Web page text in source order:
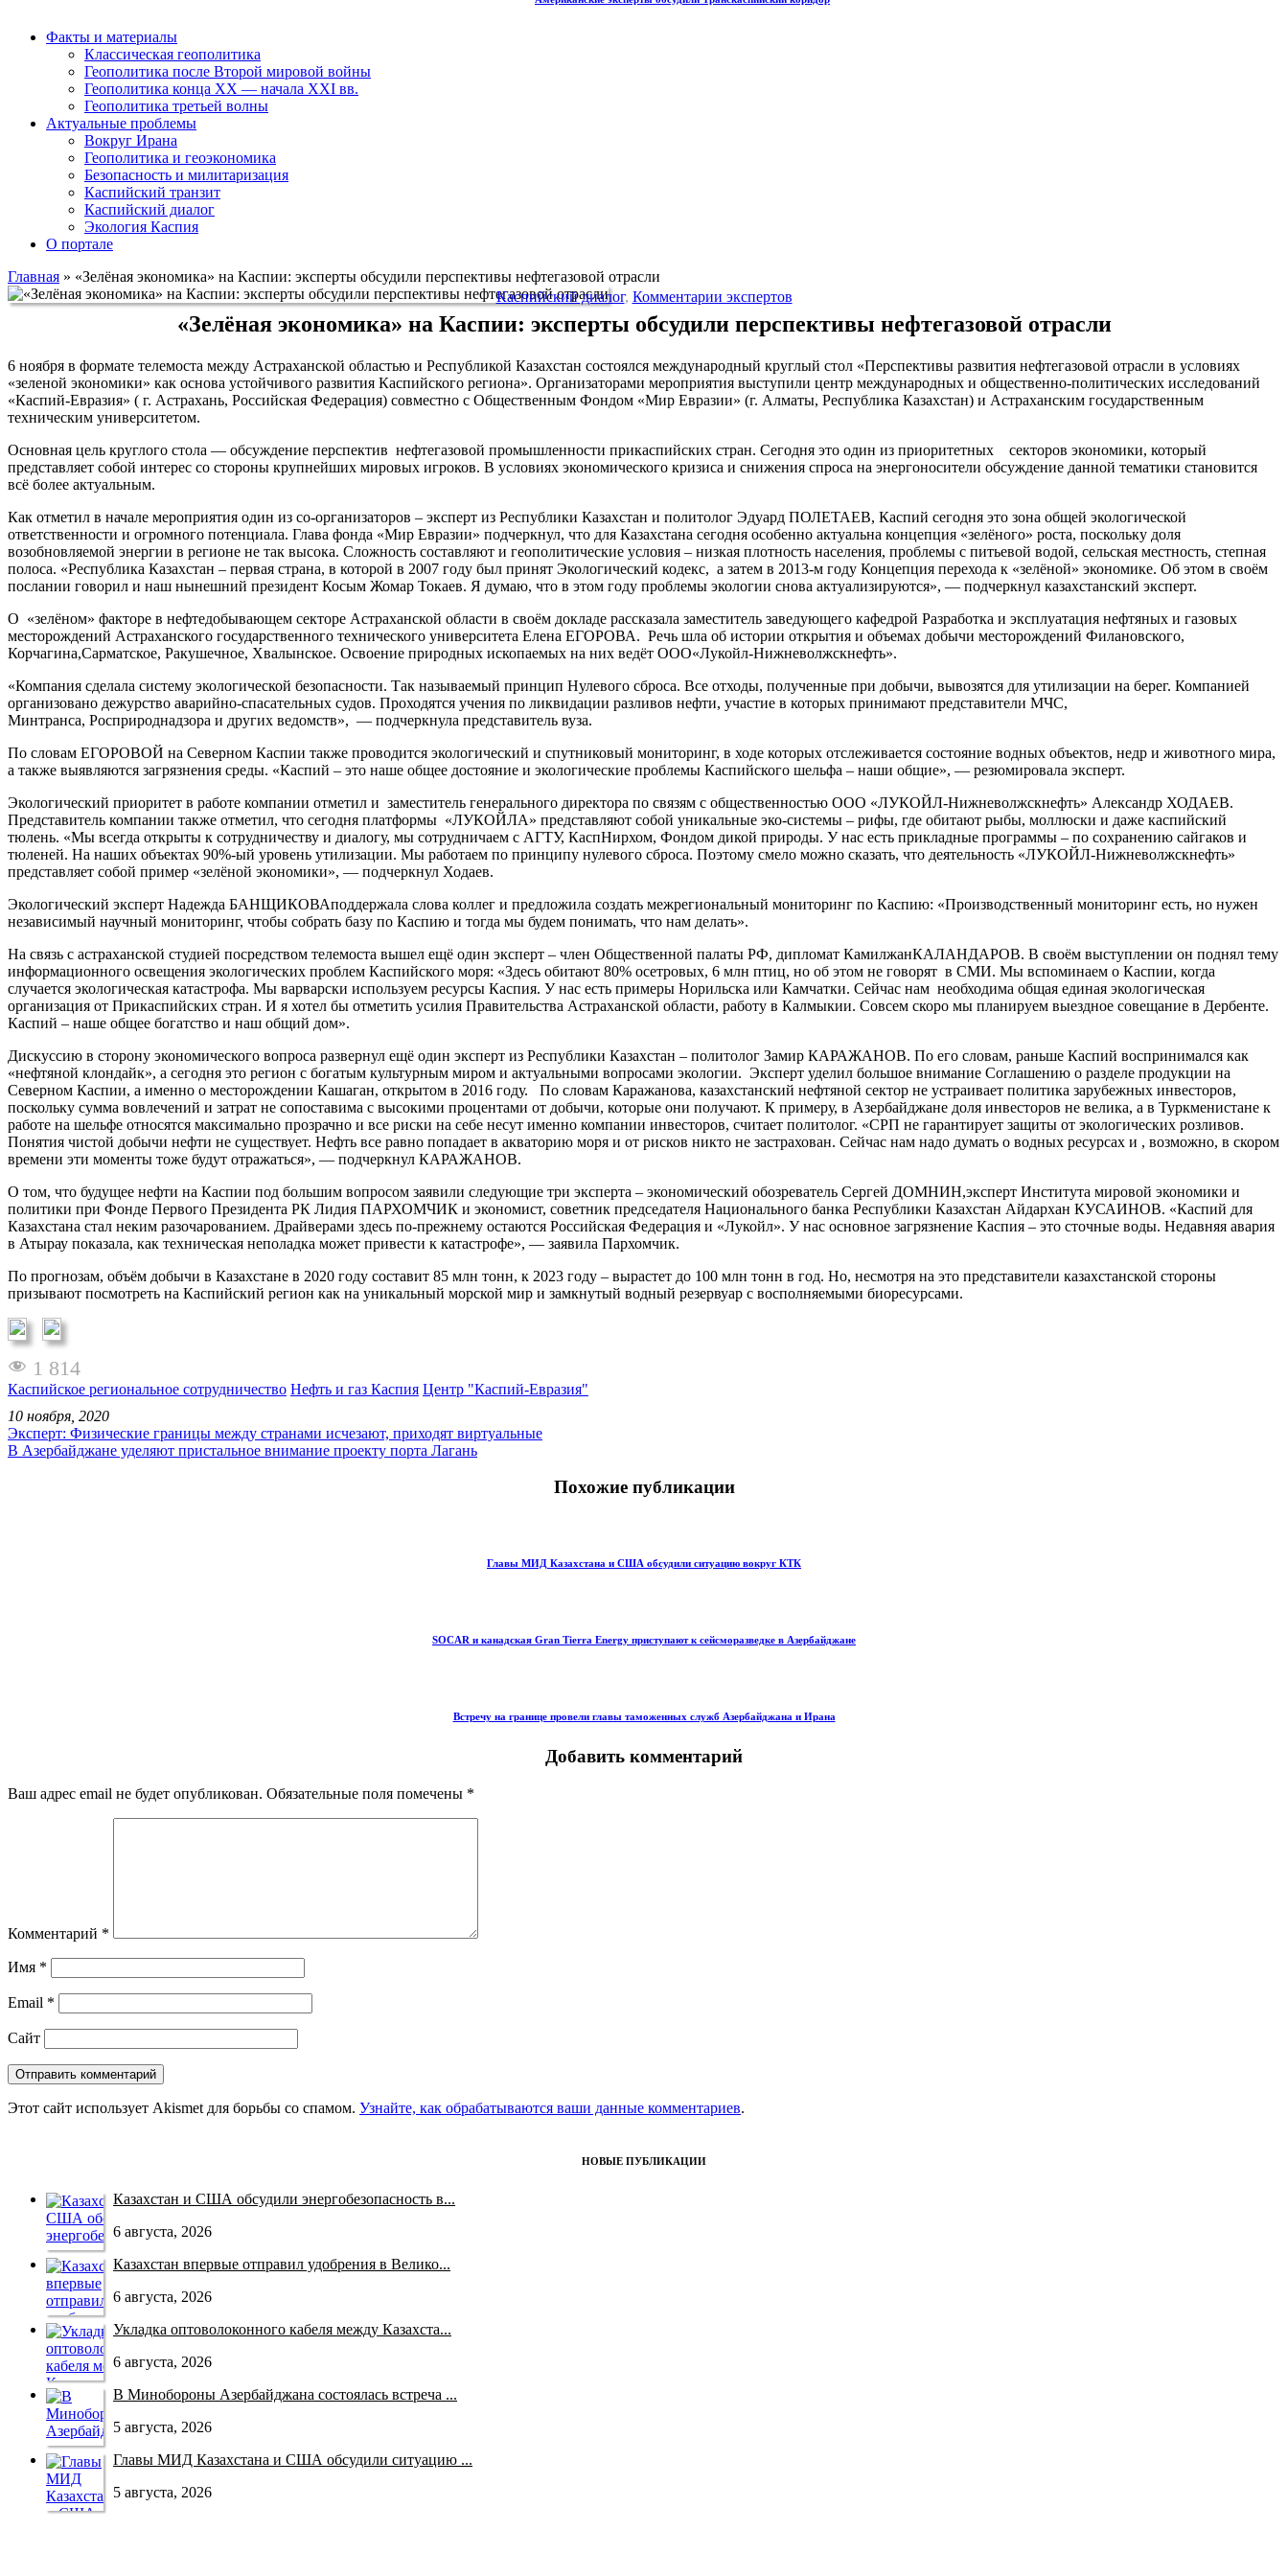
Факты и материалы
Классическая геополитика
Геополитика после Второй мировой войны
Геополитика конца XX — начала XXI вв.
Геополитика третьей волны
Актуальные проблемы
Вокруг Ирана
Геополитика и геоэкономика
Безопасность и милитаризация
Каспийский транзит
Каспийский диалог
Экология Каспия
О портале
Главная » «Зелёная экономика» на Каспии: эксперты обсудили перспективы нефтегазовой отрасли
Каспийский диалог, Комментарии экспертов
«Зелёная экономика» на Каспии: эксперты обсудили перспективы нефтегазовой отрасли
6 ноября в формате телемоста между Астраханской областью и Республикой Казахстан состоялся международный круглый стол «Перспективы развития нефтегазовой отрасли в условиях
«зеленой экономики» как основа устойчивого развития Каспийского региона». Организаторами мероприятия выступили центр международных и общественно-политических исследований
«Каспий-Евразия» ( г. Астрахань, Российская Федерация) совместно с Общественным Фондом «Мир Евразии» (г. Алматы, Республика Казахстан) и Астраханским государственным
техническим университетом.
Основная цель круглого стола — обсуждение перспектив нефтегазовой промышленности прикаспийских стран. Сегодня это один из приоритетных секторов экономики, который
представляет собой интерес со стороны крупнейших мировых игроков. В условиях экономического кризиса и снижения спроса на энергоносители обсуждение данной тематики становится
всё более актуальным.
Как отметил в начале мероприятия один из со-организаторов – эксперт из Республики Казахстан и политолог Эдуард ПОЛЕТАЕВ, Каспий сегодня это зона общей экологической
ответственности и огромного потенциала. Глава фонда «Мир Евразии» подчеркнул, что для Казахстана сегодня особенно актуальна концепция «зелёного» роста, поскольку доля
возобновляемой энергии в регионе не так высока. Сложность составляют и геополитические условия – низкая плотность населения, проблемы с питьевой водой, сельская местность, степная
полоса. «Республика Казахстан – первая страна, в которой в 2007 году был принят Экологический кодекс, а затем в 2013-м году Концепция перехода к «зелёной» экономике. Об этом в своём
послании говорил и наш нынешний президент Косым Жомар Токаев. Я думаю, что в этом году проблемы экологии снова актуализируются», — подчеркнул казахстанский эксперт.
О «зелёном» факторе в нефтедобывающем секторе Астраханской области в своём докладе рассказала заместитель заведующего кафедрой Разработка и эксплуатация нефтяных и газовых
месторождений Астраханского государственного технического университета Елена ЕГОРОВА. Речь шла об истории открытия и объемах добычи месторождений Филановского,
Корчагина,Сарматское, Ракушечное, Хвалынское. Освоение природных ископаемых на них ведёт ООО«Лукойл-Нижневолжскнефть».
«Компания сделала систему экологической безопасности. Так называемый принцип Нулевого сброса. Все отходы, полученные при добычи, вывозятся для утилизации на берег. Компанией
организовано дежурство аварийно-спасательных судов. Проходятся учения по ликвидации разливов нефти, участие в которых принимают представители МЧС,
Минтранса, Росприроднадзора и других ведомств», — подчеркнула представитель вуза.
По словам ЕГОРОВОЙ на Северном Каспии также проводится экологический и спутниковый мониторинг, в ходе которых отслеживается состояние водных объектов, недр и животного мира,
а также выявляются загрязнения среды. «Каспий – это наше общее достояние и экологические проблемы Каспийского шельфа – наши общие», — резюмировала эксперт.
Экологический приоритет в работе компании отметил и заместитель генерального директора по связям с общественностью ООО «ЛУКОЙЛ-Нижневолжскнефть» Александр ХОДАЕВ.
Представитель компании также отметил, что сегодня платформы «ЛУКОЙЛА» представляют собой уникальные эко-системы – рифы, где обитают рыбы, моллюски и даже каспийский
тюлень. «Мы всегда открыты к сотрудничеству и диалогу, мы сотрудничаем с АГТУ, КаспНирхом, Фондом дикой природы. У нас есть прикладные программы – по сохранению сайгаков и
тюленей. На наших объектах 90%-ый уровень утилизации. Мы работаем по принципу нулевого сброса. Поэтому смело можно сказать, что деятельность «ЛУКОЙЛ-Нижневолжскнефть»
представляет собой пример «зелёной экономики», — подчеркнул Ходаев.
Экологический эксперт Надежда БАНЩИКОВАподдержала слова коллег и предложила создать межрегиональный мониторинг по Каспию: «Производственный мониторинг есть, но нужен
независимый научный мониторинг, чтобы собрать базу по Каспию и тогда мы будем понимать, что нам делать».
На связь с астраханской студией посредством телемоста вышел ещё один эксперт – член Общественной палаты РФ, дипломат КамилжанКАЛАНДАРОВ. В своём выступлении он поднял тему
информационного освещения экологических проблем Каспийского моря: «Здесь обитают 80% осетровых, 6 млн птиц, но об этом не говорят в СМИ. Мы вспоминаем о Каспии, когда
случается экологическая катастрофа. Мы варварски используем ресурсы Каспия. У нас есть примеры Норильска или Камчатки. Сейчас нам необходима общая единая экологическая
организация от Прикаспийских стран. И я хотел бы отметить усилия Правительства Астраханской области, работу в Калмыкии. Совсем скоро мы планируем выездное совещание в Дербенте.
Каспий – наше общее богатство и наш общий дом».
Дискуссию в сторону экономического вопроса развернул ещё один эксперт из Республики Казахстан – политолог Замир КАРАЖАНОВ. По его словам, раньше Каспий воспринимался как
«нефтяной клондайк», а сегодня это регион с богатым культурным миром и актуальными вопросами экологии. Эксперт уделил большое внимание Соглашению о разделе продукции на
Северном Каспии, а именно о месторождении Кашаган, открытом в 2016 году. По словам Каражанова, казахстанский нефтяной сектор не устраивает политика зарубежных инвесторов,
поскольку сумма вовлечений и затрат не сопоставима с высокими процентами от добычи, которые они получают. К примеру, в Азербайджане доля инвесторов не велика, а в Туркменистане к
работе на шельфе относятся максимально прозрачно и все риски на себе несут именно компании инвесторов, считает политолог. «СРП не гарантирует защиты от экологических розливов.
Понятия чистой добычи нефти не существует. Нефть все равно попадает в акваторию моря и от рисков никто не застрахован. Сейчас нам надо думать о водных ресурсах и , возможно, в скором
времени эти моменты тоже будут отражаться», — подчеркнул КАРАЖАНОВ.
О том, что будущее нефти на Каспии под большим вопросом заявили следующие три эксперта – экономический обозреватель Сергей ДОМНИН,эксперт Института мировой экономики и
политики при Фонде Первого Президента РК Лидия ПАРХОМЧИК и экономист, советник председателя Национального банка Республики Казахстан Айдархан КУСАИНОВ. «Каспий для
Казахстана стал неким разочарованием. Драйверами здесь по-прежнему остаются Российская Федерация и «Лукойл». У нас основное загрязнение Каспия – это сточные воды. Недавняя авария
в Атырау показала, как техническая неполадка может привести к катастрофе», — заявила Пархомчик.
По прогнозам, объём добычи в Казахстане в 2020 году составит 85 млн тонн, к 2023 году – вырастет до 100 млн тонн в год. Но, несмотря на это представители казахстанской стороны
призывают посмотреть на Каспийский регион как на уникальный морской мир и замкнутый водный резервуар с восполняемыми биоресурсами.
1 814
Каспийское региональное сотрудничество Нефть и газ Каспия Центр "Каспий-Евразия"
10 ноября, 2020
Эксперт: Физические границы между странами исчезают, приходят виртуальные
В Азербайджане уделяют пристальное внимание проекту порта Лагань
Похожие публикации
Главы МИД Казахстана и США обсудили ситуацию вокруг КТК
SOCAR и канадская Gran Tierra Energy приступают к сейсморазведке в Азербайджане
Встречу на границе провели главы таможенных служб Азербайджана и Ирана
Добавить комментарий
Ваш адрес email не будет опубликован. Обязательные поля помечены *
Комментарий *
Имя *
Email *
Сайт
Этот сайт использует Akismet для борьбы со спамом. Узнайте, как обрабатываются ваши данные комментариев.
НОВЫЕ ПУБЛИКАЦИИ
Казахстан и США обсудили энергобезопасность в...
6 августа, 2026
Казахстан впервые отправил удобрения в Велико...
6 августа, 2026
Укладка оптоволоконного кабеля между Казахста...
6 августа, 2026
В Минобороны Азербайджана состоялась встреча ...
5 августа, 2026
Главы МИД Казахстана и США обсудили ситуацию ...
5 августа, 2026